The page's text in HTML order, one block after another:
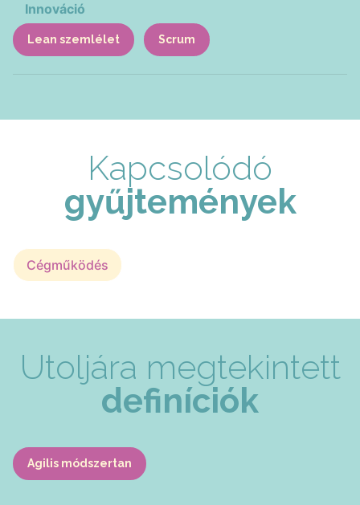
Innováció
Lean szemlélet Scrum
Kapcsolódó
gyűjtemények
Cégműködés
Utoljára megtekintett
definíciók
Agilis módszertan